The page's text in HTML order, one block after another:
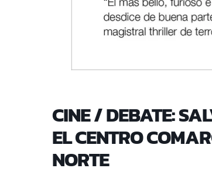
CINE / DEBATE:
EL CENTRO
NORTE